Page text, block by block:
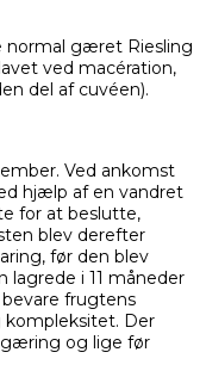
normal gæret Riesling
ved macération,
del af cuvéen).
Ved ankomst
hjælp af en vandret
for at beslutte,
blev derefter
før den blev
i 11 måneder
frugtens
Der
gæring og lige før